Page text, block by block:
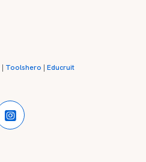
| Toolshero |Educruit